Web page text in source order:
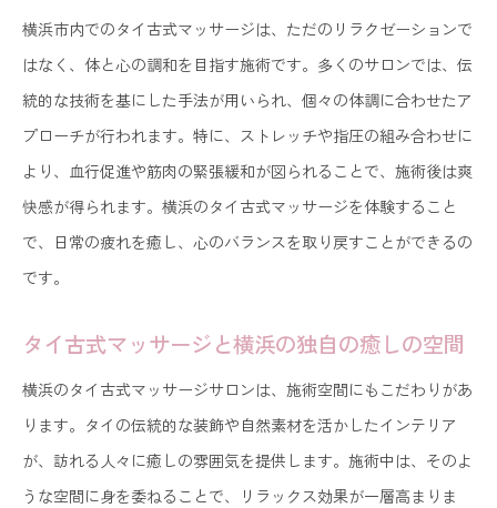
横浜市内でのタイ古式マッサージは、ただのリラクゼーションで
はなく、体と心の調和を目指す施術です。多くのサロンでは、伝
統的な技術を基にした手法が用いられ、個々の体調に合わせたア
プローチが行われます。特に、ストレッチや指圧の組み合わせに
より、血行促進や筋肉の緊張緩和が図られることで、施術後は爽
快感が得られます。横浜のタイ古式マッサージを体験すること
で、日常の疲れを癒し、心のバランスを取り戻すことができるの
です。
タイ古式マッサージと横浜の独自の癒しの空間
横浜のタイ古式マッサージサロンは、施術空間にもこだわりがあ
ります。タイの伝統的な装飾や自然素材を活かしたインテリア
が、訪れる人々に癒しの雰囲気を提供します。施術中は、そのよ
うな空間に身を委ねることで、リラックス効果が一層高まりま